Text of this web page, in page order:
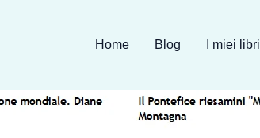
Home Blog I miei libri